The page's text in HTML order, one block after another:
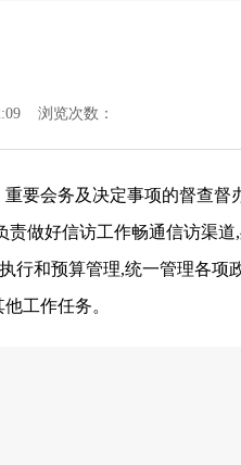
浏览次数：
要会务及决定事项的督查
责做好信访工作畅通信访渠
行和预算管理,统一管理各
工作任务。